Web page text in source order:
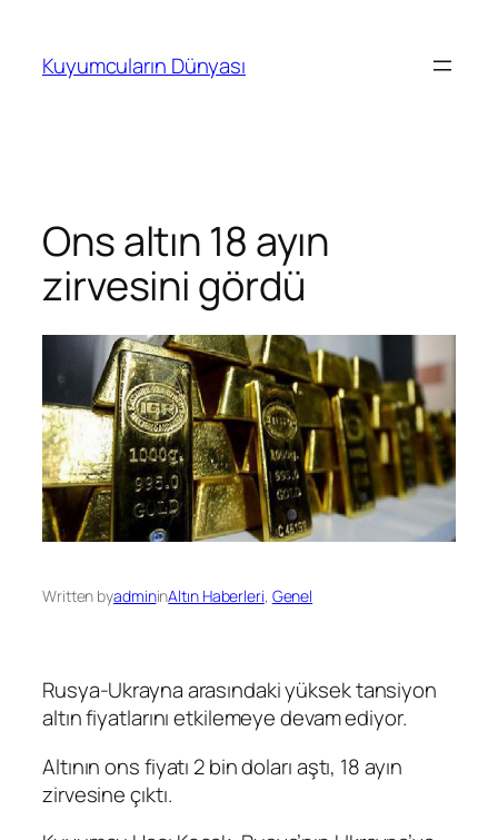
Kuyumcuların Dünyası
Ons altın 18 ayın
zirvesini gördü
Written byadmininAltın Haberleri, Genel
Rusya-Ukrayna arasındaki yüksek tansiyon
altın fiyatlarını etkilemeye devam ediyor.
Altının ons fiyatı 2 bin doları aştı, 18 ayın
zirvesine çıktı.